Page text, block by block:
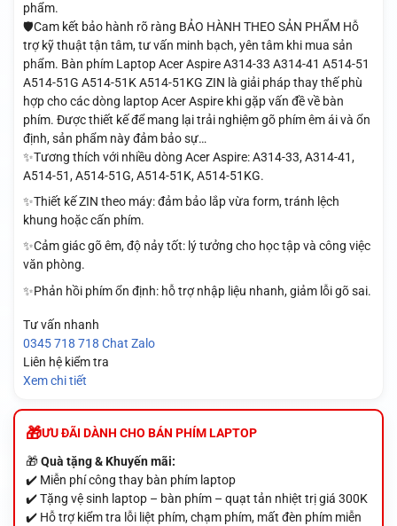
phẩm.
🛡️Cam kết bảo hành rõ ràng BẢO HÀNH THEO SẢN PHẨM Hỗ
trợ kỹ thuật tận tâm, tư vấn minh bạch, yên tâm khi mua sản
phẩm. Bàn phím Laptop Acer Aspire A314-33 A314-41 A514-51
A514-51G A514-51K A514-51KG ZIN là giải pháp thay thế phù
hợp cho các dòng laptop Acer Aspire khi gặp vấn đề về bàn
phím. Được thiết kế để mang lại trải nghiệm gõ phím êm ái và ổn
định, sản phẩm này đảm bảo sự…
✨Tương thích với nhiều dòng Acer Aspire: A314-33, A314-41,
A514-51, A514-51G, A514-51K, A514-51KG.
✨Thiết kế ZIN theo máy: đảm bảo lắp vừa form, tránh lệch
khung hoặc cấn phím.
✨Cảm giác gõ êm, độ nảy tốt: lý tưởng cho học tập và công việc
văn phòng.
✨Phản hồi phím ổn định: hỗ trợ nhập liệu nhanh, giảm lỗi gõ sai.
Tư vấn nhanh
0345 718 718 Chat Zalo
Liên hệ kiểm tra
Xem chi tiết
ƯU ĐÃI DÀNH CHO BÁN PHÍM LAPTOP
🎁Quà tặng & Khuyến mãi:
✔️ Miễn phí công thay bàn phím laptop
✔️ Tặng vệ sinh laptop – bàn phím – quạt tản nhiệt trị giá 300K
✔️ Hỗ trợ kiểm tra lỗi liệt phím, chạm phím, mất đèn phím miễn